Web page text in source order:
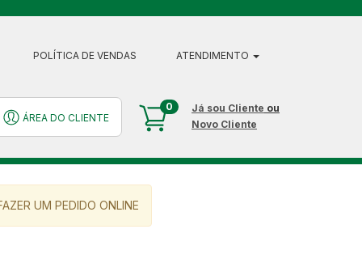
POLÍTICA DE VENDAS ATENDIMENTO
ÁREA DO CLIENTE
0 Já sou Cliente ou
Novo Cliente
UM PEDIDO ONLINE